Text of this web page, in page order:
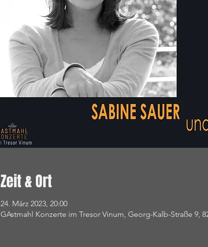
Zeit & Ort
24. März 2023, 20:00
GAstmahl Konzerte im Tresor Vinum, Georg-Kalb-Straße 9,